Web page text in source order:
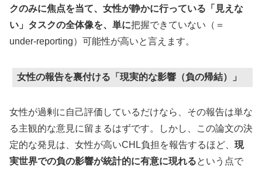
クのみに焦点を当て、女性が静かに行っている「見えな
い」タスクの全体像を、単に把握できていない（＝
under-reporting）可能性が高いと言えます。
女性の報告を裏付ける「現実的な影響（負の帰結）」
女性が過剰に自己評価しているだけなら、その報告は単な
る主観的な意見に留まるはずです。しかし、この論文の決
定的な発見は、女性が高いCHL負担を報告するほど、 現
実世界での負の影響が統計的に有意に現れるという点で